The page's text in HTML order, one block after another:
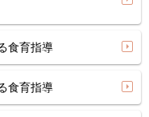
食育指導
食育指導